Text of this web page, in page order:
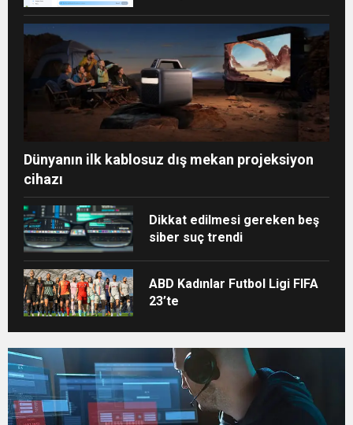
Dünyanın ilk kablosuz dış mekan projeksiyon
cihazı
Dikkat edilmesi gereken beş
siber suç trendi
ABD Kadınlar Futbol Ligi FIFA
23’te